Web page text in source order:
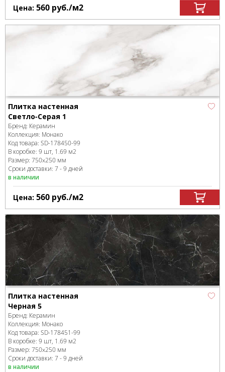
Цена: 560 руб./м2
Плитка настенная
Светло-Серая 1
Бренд: Керамин
Коллекция: Монако
Код товара: SD-178450-99
В коробке: 9 шт, 1.69 м2
Размер: 750x250 мм
Сроки доставки: 7 - 9 дней
в наличии
Цена: 560 руб./м2
Плитка настенная
Черная 5
Бренд: Керамин
Коллекция: Монако
Код товара: SD-178451-99
В коробке: 9 шт, 1.69 м2
Размер: 750x250 мм
Сроки доставки: 7 - 9 дней
в наличии